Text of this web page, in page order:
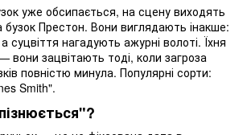
уже обсипається, на сцену виходять
бузок Престон. Вони виглядають інакше:
нагадують ажурні волоті. Їхня
вони зацвітають тоді, коли загроза
повністю минула. Популярні сорти:
Smith".